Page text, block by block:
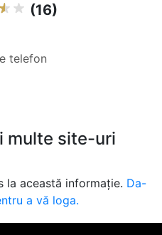
(16)
telefon
multe site-uri
la această informație. Da-
a vă loga.